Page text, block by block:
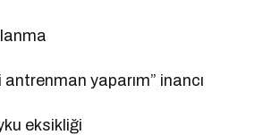
yaparım” inancı
eksikliği